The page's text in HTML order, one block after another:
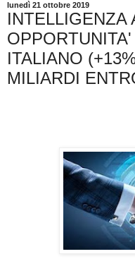
lunedì 21 ottobre 2019
INTELLIGENZA
ITALIANO
MILIARDI